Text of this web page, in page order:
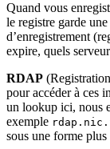
Quand vous
le registre garde
d’enregistrement
expire, quels
RDAP
pour accéder à ces
un lookup ici, nous
exemple
sous une forme